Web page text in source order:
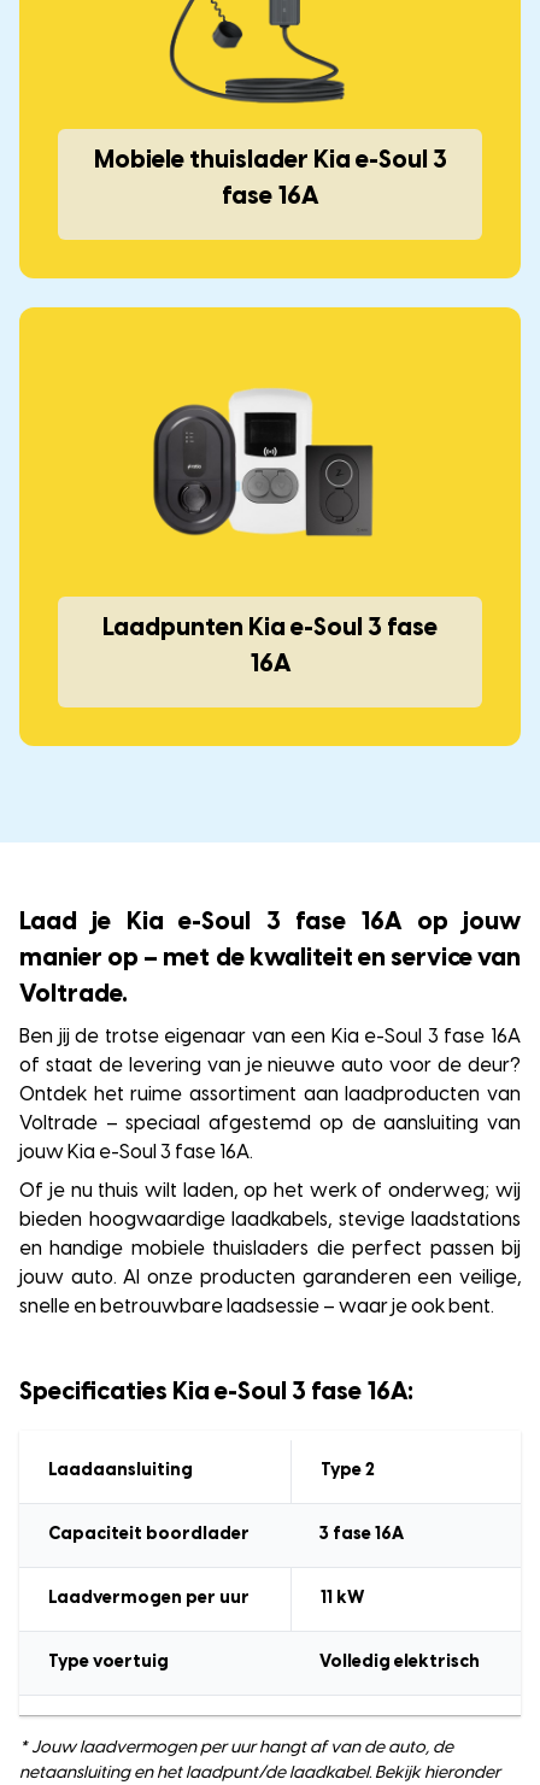
Mobiele thuislader Kia e-Soul 3
fase 16A
Laadpunten Kia e-Soul 3 fase
16A
Laad je Kia e-Soul 3 fase 16A op jouw
manier op – met de kwaliteit en service van
Voltrade.
Ben jij de trotse eigenaar van een Kia e-Soul 3 fase 16A
of staat de levering van je nieuwe auto voor de deur?
Ontdek het ruime assortiment aan laadproducten van
Voltrade – speciaal afgestemd op de aansluiting van
jouw Kia e-Soul 3 fase 16A.
Of je nu thuis wilt laden, op het werk of onderweg; wij
bieden hoogwaardige laadkabels, stevige laadstations
en handige mobiele thuisladers die perfect passen bij
jouw auto. Al onze producten garanderen een veilige,
snelle en betrouwbare laadsessie – waar je ook bent.
Specificaties Kia e-Soul 3 fase 16A:
Laadaansluiting Type 2
Capaciteit boordlader 3 fase 16A
Laadvermogen per uur 11 kW
Type voertuig Volledig elektrisch
* Jouw laadvermogen per uur hangt af van de auto, de
netaansluiting en het laadpunt/de laadkabel. Bekijk hieronder